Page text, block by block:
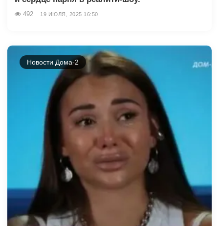
492 19 ИЮЛЯ, 2025 16:50
Новости Дома-2